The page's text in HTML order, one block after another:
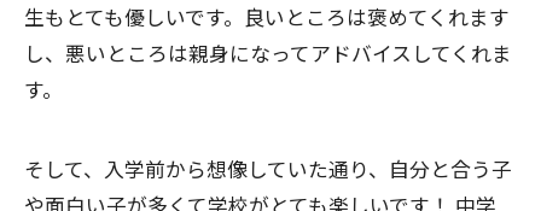
生もとても優しいです。良いところは褒めてくれます
し、悪いところは親身になってアドバイスしてくれま
す。
そして、入学前から想像していた通り、自分と合う子
や面白い子が多くて学校がとても楽しいです！ 中学